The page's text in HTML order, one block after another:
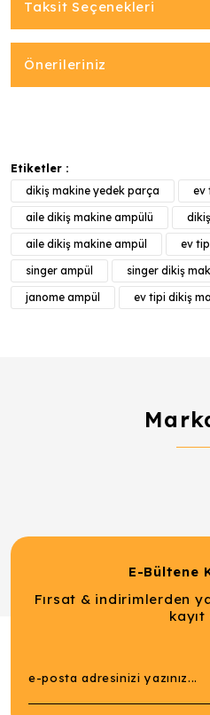
Taksit Seçenekleri
Önerileriniz
Etiketler :
dikiş makine yedek parça
ev
aile dikiş makine ampülü
aile dikiş makine ampül
ev
singer ampül
singer dikiş
janome ampül
ev tipi dikiş
E-Bültene
Fırsat & indirimlerden
kayıt